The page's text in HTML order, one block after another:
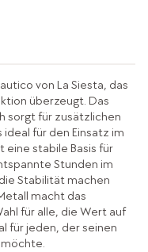
von La Siesta, das
überzeugt. Das
sorgt für zusätzlichen
für den Einsatz im
eine stabile Basis für
Stunden im
Stabilität machen
macht das
für alle, die Wert auf
für jeden, der seinen